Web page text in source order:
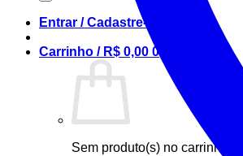
Entrar / Cadastre-se
Carrinho / R$ 0,00 0
Sem produto(s) no carrinho.